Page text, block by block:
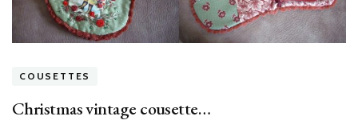
COUSETTES
Christmas vintage cousette…